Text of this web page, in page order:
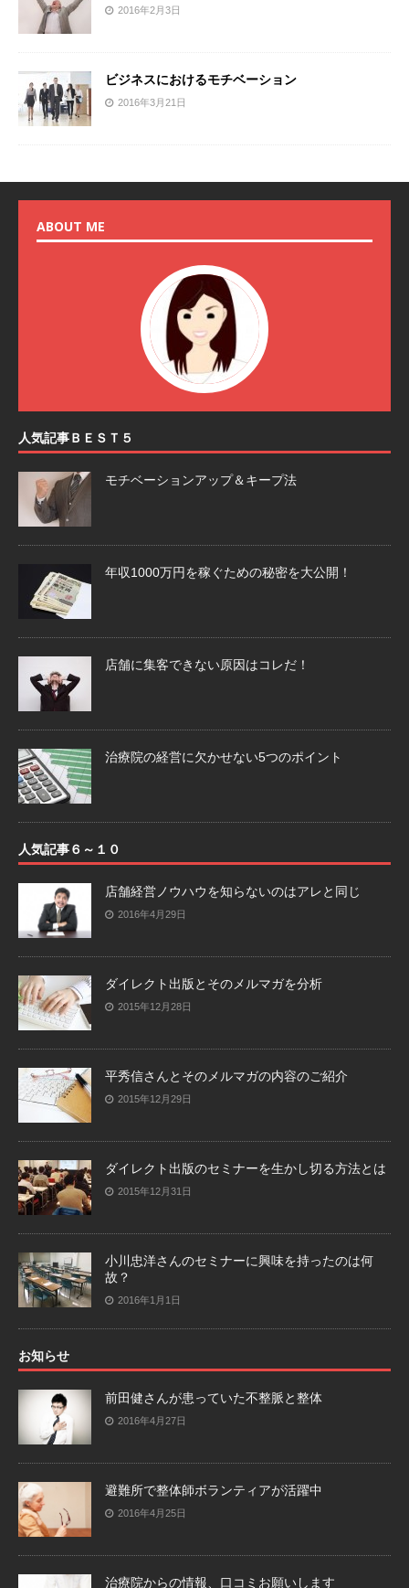
2016年2月3日
ビジネスにおけるモチベーション
2016年3月21日
ABOUT ME
人気記事ＢＥＳＴ５
モチベーションアップ＆キープ法
年収1000万円を稼ぐための秘密を大公開！
店舗に集客できない原因はコレだ！
治療院の経営に欠かせない5つのポイント
人気記事６～１０
店舗経営ノウハウを知らないのはアレと同じ
2016年4月29日
ダイレクト出版とそのメルマガを分析
2015年12月28日
平秀信さんとそのメルマガの内容のご紹介
2015年12月29日
ダイレクト出版のセミナーを生かし切る方法とは
2015年12月31日
小川忠洋さんのセミナーに興味を持ったのは何
故？
2016年1月1日
お知らせ
前田健さんが患っていた不整脈と整体
2016年4月27日
避難所で整体師ボランティアが活躍中
2016年4月25日
治療院からの情報、口コミお願いします